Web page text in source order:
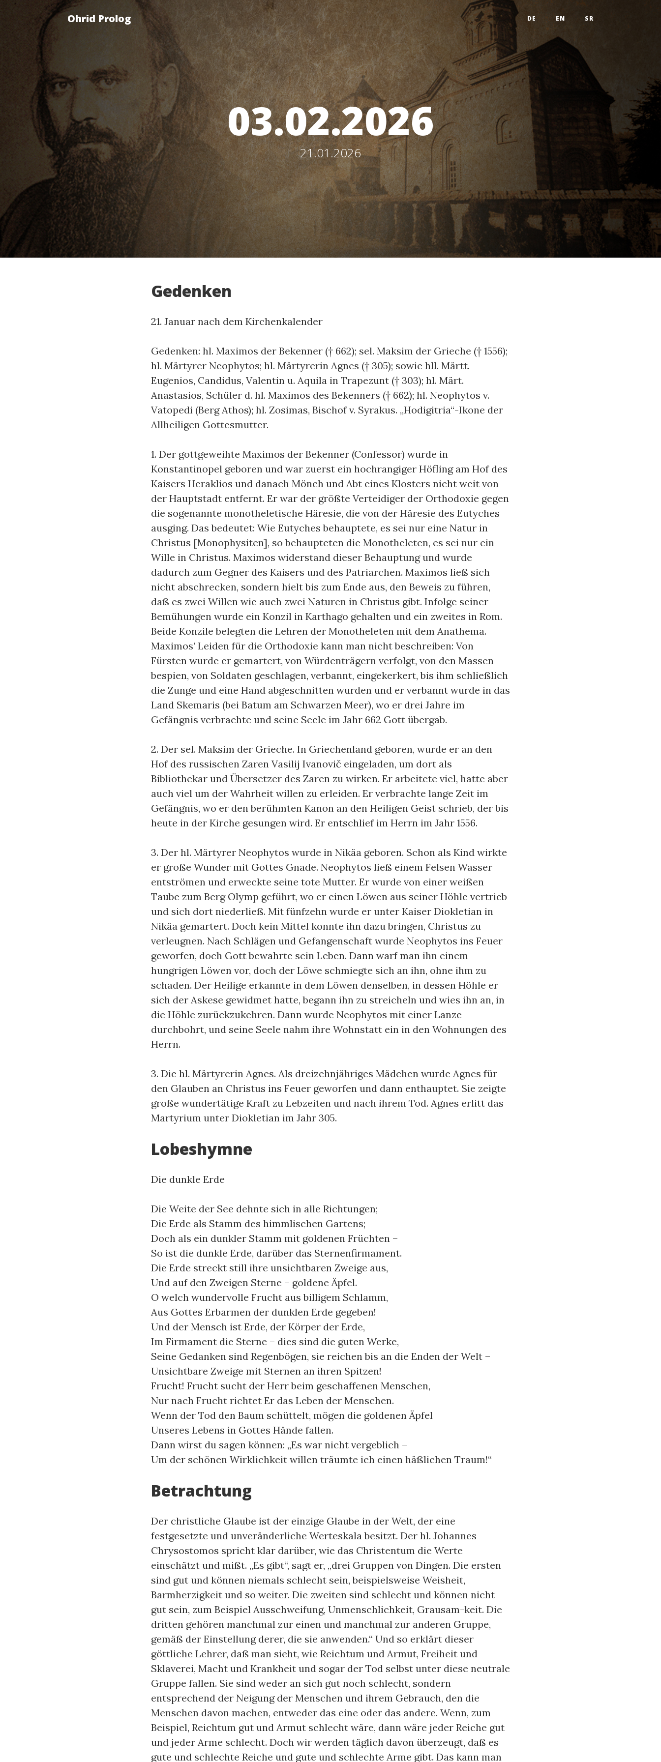
Ohrid Prolog DE EN SR
03.02.2026
21.01.2026
Gedenken
21. Januar nach dem Kirchenkalender
Gedenken: hl. Maximos der Bekenner († 662); sel. Maksim der Grieche († 1556);
hl. Märtyrer Neophytos; hl. Märtyrerin Agnes († 305); sowie hll. Märtt.
Eugenios, Candidus, Valentin u. Aquila in Trapezunt († 303); hl. Märt.
Anastasios, Schüler d. hl. Maximos des Bekenners († 662); hl. Neophytos v.
Vatopedi (Berg Athos); hl. Zosimas, Bischof v. Syrakus. „Hodigitria“-Ikone der
Allheiligen Gottesmutter.
1. Der gottgeweihte Maximos der Bekenner (Confessor) wurde in
Konstantinopel geboren und war zuerst ein hochrangiger Höfling am Hof des
Kaisers Heraklios und danach Mönch und Abt eines Klosters nicht weit von
der Hauptstadt entfernt. Er war der größte Verteidiger der Orthodoxie gegen
die sogenannte monotheletische Häresie, die von der Häresie des Eutyches
ausging. Das bedeutet: Wie Eutyches behauptete, es sei nur eine Natur in
Christus [Monophysiten], so behaupteten die Monotheleten, es sei nur ein
Wille in Christus. Maximos widerstand dieser Behauptung und wurde
dadurch zum Gegner des Kaisers und des Patriarchen. Maximos ließ sich
nicht abschrecken, sondern hielt bis zum Ende aus, den Beweis zu führen,
daß es zwei Willen wie auch zwei Naturen in Christus gibt. Infolge seiner
Bemühungen wurde ein Konzil in Karthago gehalten und ein zweites in Rom.
Beide Konzile belegten die Lehren der Monotheleten mit dem Anathema.
Maximos’ Leiden für die Orthodoxie kann man nicht beschreiben: Von
Fürsten wurde er gemartert, von Würdenträgern verfolgt, von den Massen
bespien, von Soldaten geschlagen, verbannt, eingekerkert, bis ihm schließlich
die Zunge und eine Hand abgeschnitten wurden und er verbannt wurde in das
Land Skemaris (bei Batum am Schwarzen Meer), wo er drei Jahre im
Gefängnis verbrachte und seine Seele im Jahr 662 Gott übergab.
2. Der sel. Maksim der Grieche. In Griechenland geboren, wurde er an den
Hof des russischen Zaren Vasilij Ivanovič eingeladen, um dort als
Bibliothekar und Übersetzer des Zaren zu wirken. Er arbeitete viel, hatte aber
auch viel um der Wahrheit willen zu erleiden. Er verbrachte lange Zeit im
Gefängnis, wo er den berühmten Kanon an den Heiligen Geist schrieb, der bis
heute in der Kirche gesungen wird. Er entschlief im Herrn im Jahr 1556.
3. Der hl. Märtyrer Neophytos wurde in Nikäa geboren. Schon als Kind wirkte
er große Wunder mit Gottes Gnade. Neophytos ließ einem Felsen Wasser
entströmen und erweckte seine tote Mutter. Er wurde von einer weißen
Taube zum Berg Olymp geführt, wo er einen Löwen aus seiner Höhle vertrieb
und sich dort niederließ. Mit fünfzehn wurde er unter Kaiser Diokletian in
Nikäa gemartert. Doch kein Mittel konnte ihn dazu bringen, Christus zu
verleugnen. Nach Schlägen und Gefangenschaft wurde Neophytos ins Feuer
geworfen, doch Gott bewahrte sein Leben. Dann warf man ihn einem
hungrigen Löwen vor, doch der Löwe schmiegte sich an ihn, ohne ihm zu
schaden. Der Heilige erkannte in dem Löwen denselben, in dessen Höhle er
sich der Askese gewidmet hatte, begann ihn zu streicheln und wies ihn an, in
die Höhle zurückzukehren. Dann wurde Neophytos mit einer Lanze
durchbohrt, und seine Seele nahm ihre Wohnstatt ein in den Wohnungen des
Herrn.
3. Die hl. Märtyrerin Agnes. Als dreizehnjähriges Mädchen wurde Agnes für
den Glauben an Christus ins Feuer geworfen und dann enthauptet. Sie zeigte
große wundertätige Kraft zu Lebzeiten und nach ihrem Tod. Agnes erlitt das
Martyrium unter Diokletian im Jahr 305.
Lobeshymne
Die dunkle Erde
Die Weite der See dehnte sich in alle Richtungen;
Die Erde als Stamm des himmlischen Gartens;
Doch als ein dunkler Stamm mit goldenen Früchten –
So ist die dunkle Erde, darüber das Sternenfirmament.
Die Erde streckt still ihre unsichtbaren Zweige aus,
Und auf den Zweigen Sterne – goldene Äpfel.
O welch wundervolle Frucht aus billigem Schlamm,
Aus Gottes Erbarmen der dunklen Erde gegeben!
Und der Mensch ist Erde, der Körper der Erde,
Im Firmament die Sterne – dies sind die guten Werke,
Seine Gedanken sind Regenbögen, sie reichen bis an die Enden der Welt –
Unsichtbare Zweige mit Sternen an ihren Spitzen!
Frucht! Frucht sucht der Herr beim geschaffenen Menschen,
Nur nach Frucht richtet Er das Leben der Menschen.
Wenn der Tod den Baum schüttelt, mögen die goldenen Äpfel
Unseres Lebens in Gottes Hände fallen.
Dann wirst du sagen können: „Es war nicht vergeblich –
Um der schönen Wirklichkeit willen träumte ich einen häßlichen Traum!“
Betrachtung
Der christliche Glaube ist der einzige Glaube in der Welt, der eine
festgesetzte und unveränderliche Werteskala besitzt. Der hl. Johannes
Chrysostomos spricht klar darüber, wie das Christentum die Werte
einschätzt und mißt. „Es gibt“, sagt er, „drei Gruppen von Dingen. Die ersten
sind gut und können niemals schlecht sein, beispielsweise Weisheit,
Barmherzigkeit und so weiter. Die zweiten sind schlecht und können nicht
gut sein, zum Beispiel Ausschweifung, Unmenschlichkeit, Grausam-keit. Die
dritten gehören manchmal zur einen und manchmal zur anderen Gruppe,
gemäß der Einstellung derer, die sie anwenden.“ Und so erklärt dieser
göttliche Lehrer, daß man sieht, wie Reichtum und Armut, Freiheit und
Sklaverei, Macht und Krankheit und sogar der Tod selbst unter diese neutrale
Gruppe fallen. Sie sind weder an sich gut noch schlecht, sondern
entsprechend der Neigung der Menschen und ihrem Gebrauch, den die
Menschen davon machen, entweder das eine oder das andere. Wenn, zum
Beispiel, Reichtum gut und Armut schlecht wäre, dann wäre jeder Reiche gut
und jeder Arme schlecht. Doch wir werden täglich davon überzeugt, daß es
gute und schlechte Reiche und gute und schlechte Arme gibt. Das kann man